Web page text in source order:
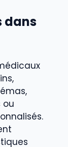
dans
ou